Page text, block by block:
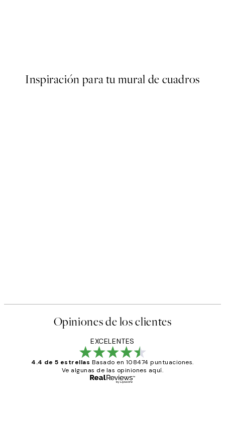
Inspiración para tu mural de cuadros
Opiniones de los clientes
EXCELENTES
4.4 de 5 estrellas Basado en 108474 puntuaciones.
Ve algunas de las opiniones aquí.